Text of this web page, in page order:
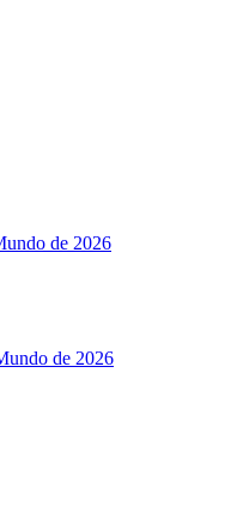
de 2026
de 2026